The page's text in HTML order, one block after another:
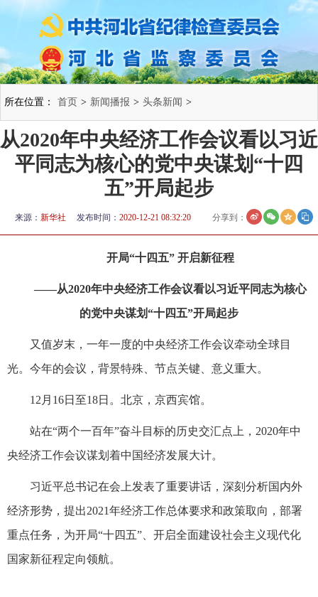
所在位置： 首页 > 新闻播报 > 头条新闻 >
从2020年中央经济工作会议看以习近
平同志为核心的党中央谋划“十四
五”开局起步
来源： 新华社 发布时间： 2020-12-21 08:32:20 分享到：
开局“十四五” 开启新征程
——从2020年中央经济工作会议看以习近平同志为核心
的党中央谋划“十四五”开局起步
又值岁末，一年一度的中央经济工作会议牵动全球目
光。今年的会议，背景特殊、节点关键、意义重大。
12月16日至18日。北京，京西宾馆。
站在“两个一百年”奋斗目标的历史交汇点上，2020年中
央经济工作会议谋划着中国经济发展大计。
习近平总书记在会上发表了重要讲话，深刻分析国内外
经济形势，提出2021年经济工作总体要求和政策取向，部署
重点任务，为开局“十四五”、开启全面建设社会主义现代化
国家新征程定向领航。